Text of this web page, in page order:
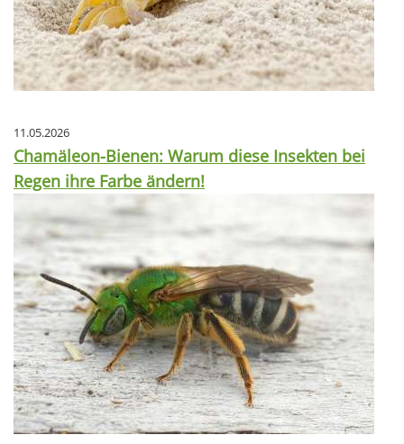
11.05.2026
Chamäleon-Bienen: Warum diese Insekten bei
Regen ihre Farbe ändern!